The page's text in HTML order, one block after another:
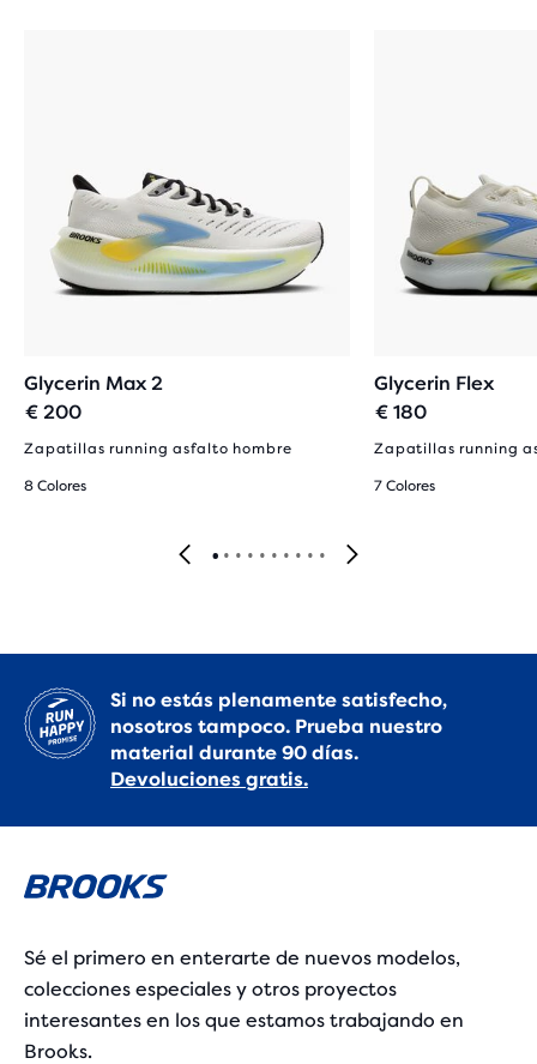
Glycerin Max 2
€ 200
Zapatillas running asfalto hombre
8 Colores
Glycerin Flex
€ 180
Zapatillas running
7 Colores
Si no estás plenamente satisfecho,
nosotros tampoco. Prueba nuestro
material durante 90 días.
Devoluciones gratis.
Sé el primero en enterarte de nuevos modelos,
colecciones especiales y otros proyectos
interesantes en los que estamos trabajando en
Brooks.